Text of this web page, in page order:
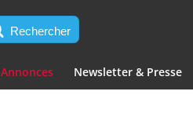
Rechercher
Annonces Newsletter & Presse